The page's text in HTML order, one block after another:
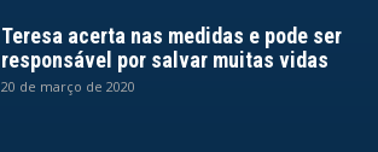
Teresa acerta nas medidas e pode ser
responsável por salvar muitas vidas
20 de março de 2020